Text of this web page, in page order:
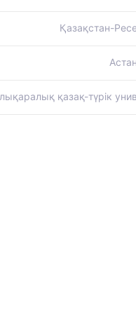
Қазақстан-
қазақ-түрiк